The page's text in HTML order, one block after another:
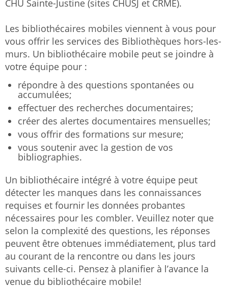
CHU Sainte-Justine (sites CHUSJ et CRME).
Les bibliothécaires mobiles viennent à vous pour
vous offrir les services des Bibliothèques hors-les-
murs. Un bibliothécaire mobile peut se joindre à
votre équipe pour :
répondre à des questions spontanées ou
accumulées;
effectuer des recherches documentaires;
créer des alertes documentaires mensuelles;
vous offrir des formations sur mesure;
vous soutenir avec la gestion de vos
bibliographies.
Un bibliothécaire intégré à votre équipe peut
détecter les manques dans les connaissances
requises et fournir les données probantes
nécessaires pour les combler. Veuillez noter que
selon la complexité des questions, les réponses
peuvent être obtenues immédiatement, plus tard
au courant de la rencontre ou dans les jours
suivants celle-ci. Pensez à planifier à l’avance la
venue du bibliothécaire mobile!